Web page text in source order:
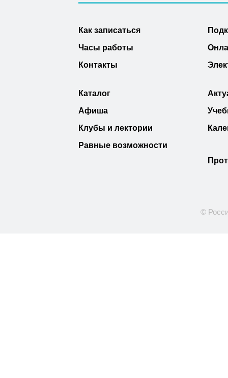
Как записаться
Часы работы
Контакты
Каталог
Афиша
Клубы и лектории
Равные возможности
©